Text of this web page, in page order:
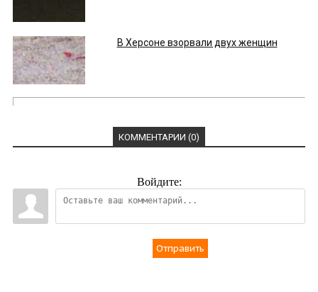
В Херсоне взорвали двух женщин
КОММЕНТАРИИ (0)
Войдите:
Отправить